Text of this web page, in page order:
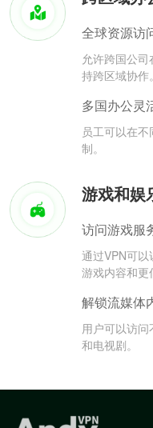
全球资源访
允许跨国公
持跨区域协作。
多国办公灵
员工可以在
制。
游戏和娱
访问游戏服
通过VPN可
游戏内容和更
解锁流媒体
用户可以访
和电视剧。